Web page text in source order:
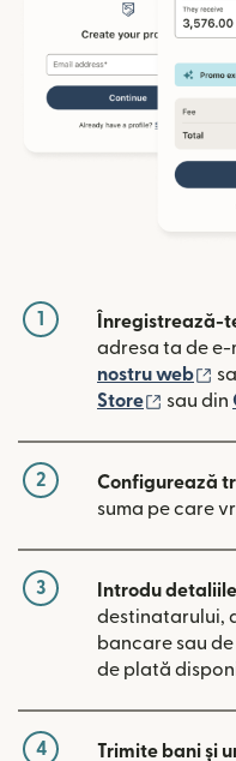
1 Înregistrează-
adresa ta de e-
nostru web
Store
(se
sau din
2 Configurează
suma pe care
3 Introdu
destinatarului,
bancare sau
de plată
4 Trimite bani și